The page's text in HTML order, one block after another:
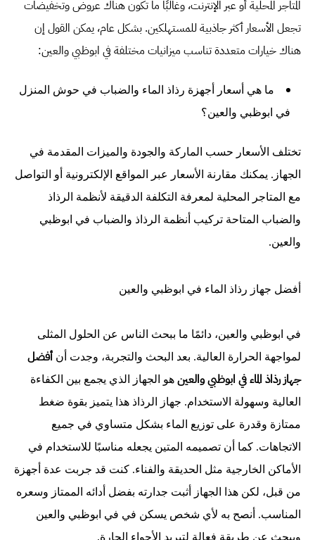
المتاجر المحلية أو عبر الإنترنت، وغالبًا ما تكون هناك عروض وتخفيضات
تجعل الأسعار أكثر جاذبية للمستهلكين. بشكل عام، يمكن القول إن
هناك خيارات متعددة تناسب ميزانيات مختلفة في ابوظبي والعين:
ما هي أسعار أجهزة رذاذ الماء والضباب في حوش المنزل
في ابوظبي والعين؟
تختلف الأسعار حسب الماركة والجودة والميزات المقدمة في
الجهاز. يمكنك مقارنة الأسعار عبر المواقع الإلكترونية أو التواصل
مع المتاجر المحلية لمعرفة التكلفة الدقيقة لأنظمة الرذاذ
والضباب المتاحة تركيب أنظمة الرذاذ والضباب في ابوظبي
والعين.
أفضل جهاز رذاذ الماء في ابوظبي والعين
في ابوظبي والعين، دائمًا ما ببحث الناس عن الحلول المثلى
لمواجهة الحرارة العالية. بعد البحث والتجربة، وجدت أنأفضل
جهاز رذاذ الماء في ابوظبي والعين هو الجهاز الذي يجمع بين الكفاءة
العالية وسهولة الاستخدام. جهاز الرذاذ هذا يتميز بقوة ضغط
ممتازة وقدرة على توزيع الماء بشكل متساوي في جميع
الاتجاهات. كما أن تصميمه المتين يجعله مناسبًا للاستخدام في
الأماكن الخارجية مثل الحديقة والفناء. كنت قد جربت عدة أجهزة
من قبل، لكن هذا الجهاز أثبت جدارته بفضل أدائه الممتاز وسعره
المناسب. أنصح به لأي شخص يسكن في في ابوظبي والعين
ويبحث عن طريقة فعالة لتبريد الأجواء الحارة.